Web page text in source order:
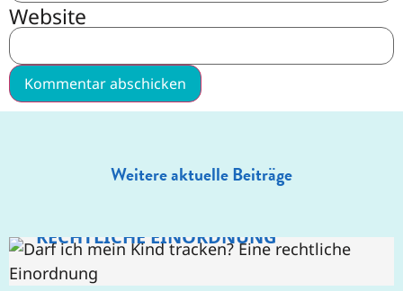
Website
Weitere aktuelle Beiträge
RÜCKBLICK AUF UNSEREN FACHTAG
“VERNETZT UND VERLETZLICH –
DIE MEDIENBILDUNG”
RECHTLICHE EINORDNUNG